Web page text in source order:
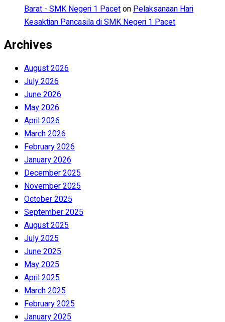
Barat - SMK Negeri 1 PacetonPelaksanaan Hari
Kesaktian Pancasila di SMK Negeri 1 Pacet
Archives
August 2026
July 2026
June 2026
May 2026
April 2026
March 2026
February 2026
January 2026
December 2025
November 2025
October 2025
September 2025
August 2025
July 2025
June 2025
May 2025
April 2025
March 2025
February 2025
January 2025